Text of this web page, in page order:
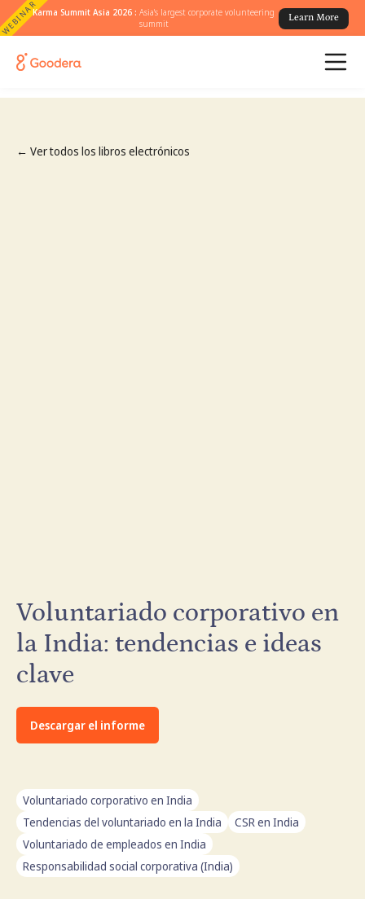
WEBINARKarma Summit Asia 2026 :Asia's largest corporate volunteering
summit
Learn More
← Ver todos los libros electrónicos
Voluntariado corporativo en
la India: tendencias e ideas
clave
Descargar el informe
Voluntariado corporativo en India
Tendencias del voluntariado en la India
CSR en India
Voluntariado de empleados en India
Responsabilidad social corporativa (India)